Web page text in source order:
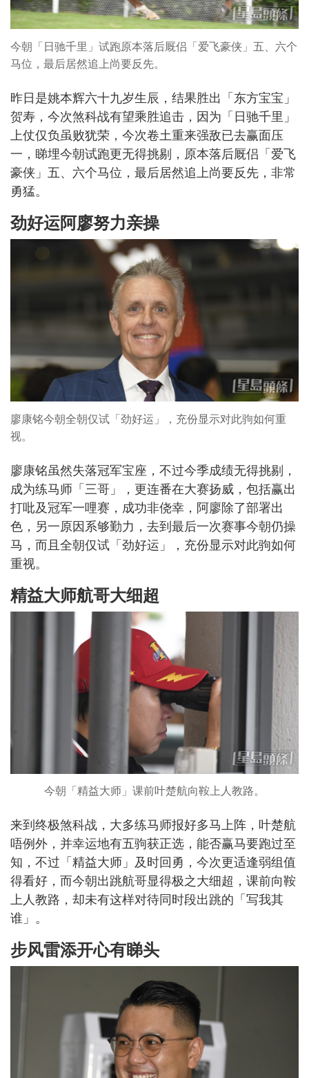
今朝「日驰千里」试跑原本落后厩侣「爱飞豪侠」五、六个
马位，最后居然追上尚要反先。
昨日是姚本辉六十九岁生辰，结果胜出「东方宝宝」
贺寿，今次煞科战有望乘胜追击，因为「日驰千里」
上仗仅负虽败犹荣，今次卷土重来强敌已去赢面压
一，睇埋今朝试跑更无得挑剔，原本落后厩侣「爱飞
豪侠」五、六个马位，最后居然追上尚要反先，非常
勇猛。
劲好运阿廖努力亲操
廖康铭今朝全朝仅试「劲好运」，充份显示对此驹如何重
视。
廖康铭虽然失落冠军宝座，不过今季成绩无得挑剔，
成为练马师「三哥」，更连番在大赛扬威，包括赢出
打吡及冠军一哩赛，成功非侥幸，阿廖除了部署出
色，另一原因系够勤力，去到最后一次赛事今朝仍操
马，而且全朝仅试「劲好运」，充份显示对此驹如何
重视。
精益大师航哥大细超
今朝「精益大师」课前叶楚航向鞍上人教路。
来到终极煞科战，大多练马师报好多马上阵，叶楚航
唔例外，并幸运地有五驹获正选，能否赢马要跑过至
知，不过「精益大师」及时回勇，今次更适逢弱组值
得看好，而今朝出跳航哥显得极之大细超，课前向鞍
上人教路，却未有这样对待同时段出跳的「写我其
谁」。
步风雷添开心有睇头